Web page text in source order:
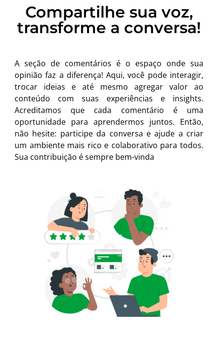
Compartilhe sua voz,
transforme a conversa!
A seção de comentários é o espaço onde sua
opinião faz a diferença! Aqui, você pode interagir,
trocar ideias e até mesmo agregar valor ao
conteúdo com suas experiências e insights.
Acreditamos que cada comentário é uma
oportunidade para aprendermos juntos. Então,
não hesite: participe da conversa e ajude a criar
um ambiente mais rico e colaborativo para todos.
Sua contribuição é sempre bem-vinda